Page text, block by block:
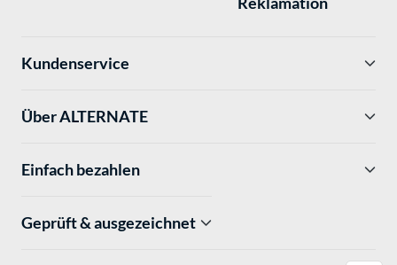
Kundenservice
Über ALTERNATE
Einfach bezahlen
Geprüft & ausgezeichnet